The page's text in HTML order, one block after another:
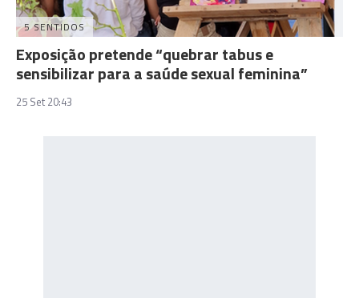
5 SENTIDOS
Exposição pretende “quebrar tabus e
sensibilizar para a saúde sexual feminina”
25 Set 20:43